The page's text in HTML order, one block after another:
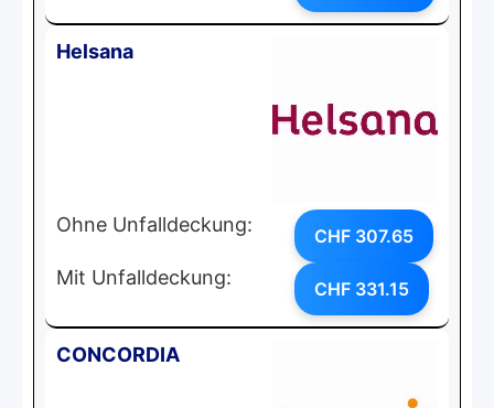
Helsana
Ohne Unfalldeckung: CHF 307.65
Mit Unfalldeckung: CHF 331.15
CONCORDIA